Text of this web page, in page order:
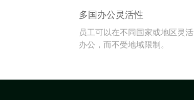
多国办公灵活性
员工可以在不同国家或地区灵活
办公，而不受地域限制。